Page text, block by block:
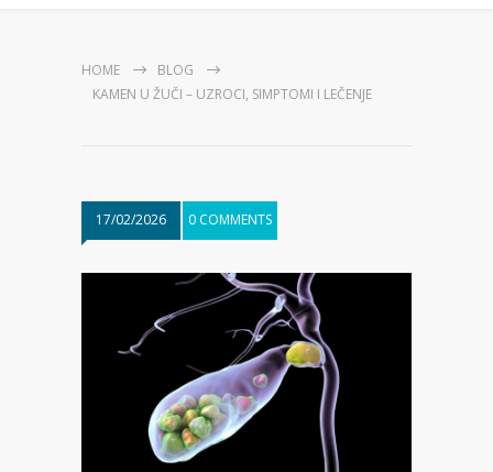
HOME
BLOG
KAMEN U ŽUČI – UZROCI, SIMPTOMI I LEČENJE
17/02/2026 0 COMMENTS